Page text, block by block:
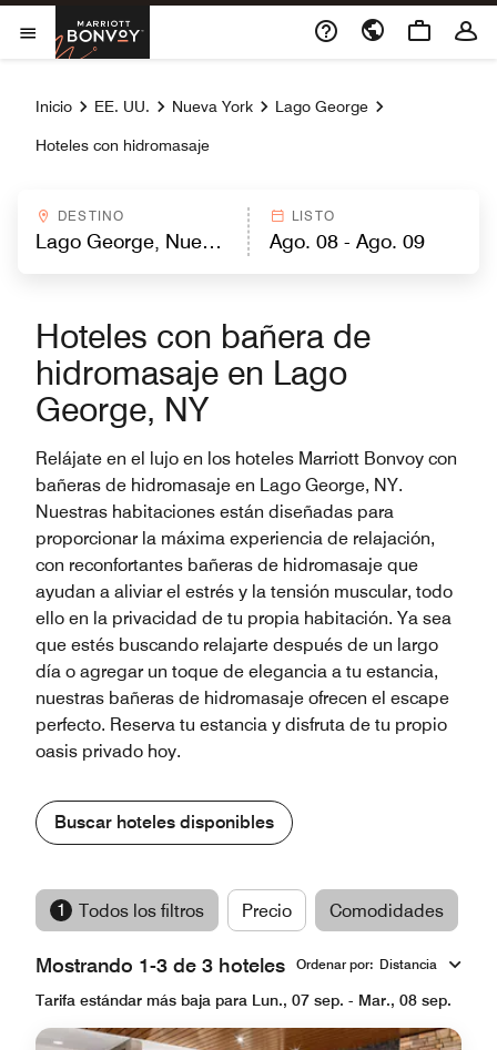
Skip to Content
Abrir el menú
Marriott Bonvoy
Inicio EE. UU. Nueva York Lago George
Hoteles con hidromasaje
DESTINO LISTO
Hoteles con bañera de
hidromasaje en Lago
George, NY
Relájate en el lujo en los hoteles Marriott Bonvoy con
bañeras de hidromasaje en Lago George, NY.
Nuestras habitaciones están diseñadas para
proporcionar la máxima experiencia de relajación,
con reconfortantes bañeras de hidromasaje que
ayudan a aliviar el estrés y la tensión muscular, todo
ello en la privacidad de tu propia habitación. Ya sea
que estés buscando relajarte después de un largo
día o agregar un toque de elegancia a tu estancia,
nuestras bañeras de hidromasaje ofrecen el escape
perfecto. Reserva tu estancia y disfruta de tu propio
oasis privado hoy.
Buscar hoteles disponibles
1 Todos los filtros Precio Comodidades
Mostrando 1-3 de 3 hoteles Ordenar por: Distancia
Tarifa estándar más baja para Lun., 07 sep. - Mar., 08 sep.